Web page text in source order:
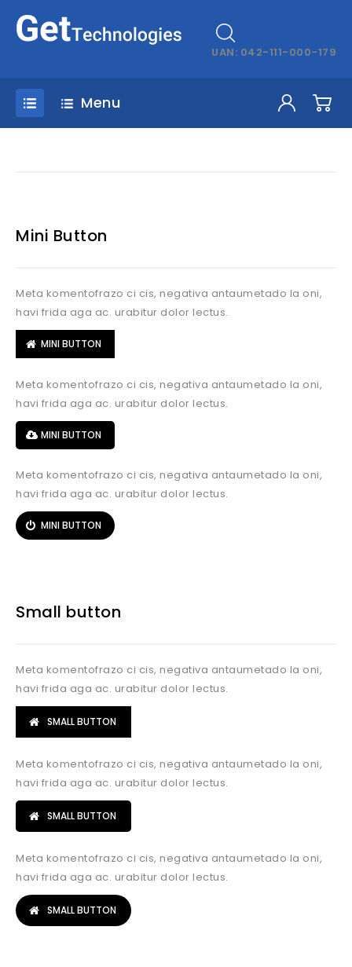
UAN: 042-111-000-179
Menu
Mini Button
Meta komentofrazo ci cis, negativa antaumetado la oni,
havi frida aga ac. urabitur dolor lectus.
MINI BUTTON
Meta komentofrazo ci cis, negativa antaumetado la oni,
havi frida aga ac. urabitur dolor lectus.
MINI BUTTON
Meta komentofrazo ci cis, negativa antaumetado la oni,
havi frida aga ac. urabitur dolor lectus.
MINI BUTTON
Small button
Meta komentofrazo ci cis, negativa antaumetado la oni,
havi frida aga ac. urabitur dolor lectus.
SMALL BUTTON
Meta komentofrazo ci cis, negativa antaumetado la oni,
havi frida aga ac. urabitur dolor lectus.
SMALL BUTTON
Meta komentofrazo ci cis, negativa antaumetado la oni,
havi frida aga ac. urabitur dolor lectus.
SMALL BUTTON